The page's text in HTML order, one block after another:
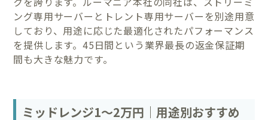
ング専用サーバーとトレント専用サーバーを別途用意
しており、用途に応じた最適化されたパフォーマンス
を提供します。45日間という業界最長の返金保証期
間も大きな魅力です。
ミッドレンジ1〜2万円｜用途別おすすめ